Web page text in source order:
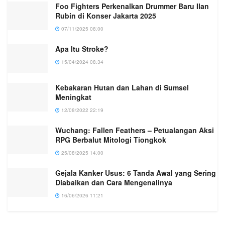
Foo Fighters Perkenalkan Drummer Baru Ilan
Rubin di Konser Jakarta 2025
07/11/2025 08:00
Apa Itu Stroke?
15/04/2024 08:34
Kebakaran Hutan dan Lahan di Sumsel
Meningkat
12/08/2022 22:19
Wuchang: Fallen Feathers – Petualangan Aksi
RPG Berbalut Mitologi Tiongkok
25/08/2025 14:00
Gejala Kanker Usus: 6 Tanda Awal yang Sering
Diabaikan dan Cara Mengenalinya
16/06/2026 11:21